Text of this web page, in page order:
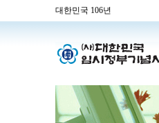
대한민국 106년